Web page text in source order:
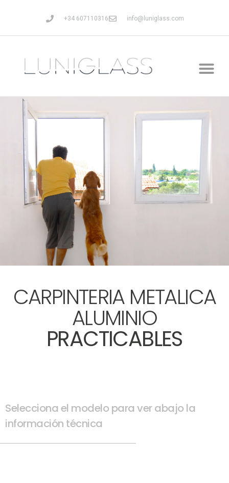
+34 607110316 info@luniglass.com
CARPINTERIA METALICA
ALUMINIO
PRACTICABLES
Selecciona el modelo para ver abajo la
información técnica